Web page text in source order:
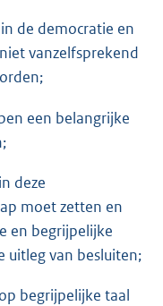
de democratie en
vanzelfsprekend
een belangrijke
deze
moet zetten en
en begrijpelijke
uitleg van besluiten;
begrijpelijke taal